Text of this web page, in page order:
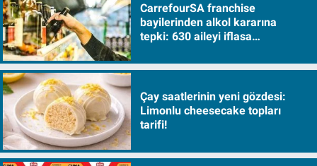
CarrefourSA franchise
bayilerinden alkol kararına
tepki: 630 aileyi iflasa
Çay saatlerinin yeni gözdesi:
Limonlu cheesecake topları
tarifi!